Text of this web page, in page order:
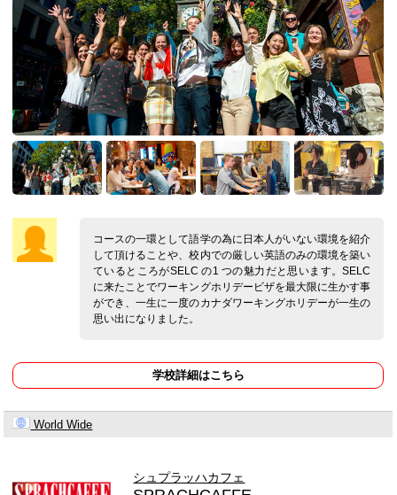
コースの一環として語学の為に日本人がいない環境を紹介
して頂けることや、校内での厳しい英語のみの環境を築い
ているところがSELC の1 つの魅力だと思います。SELC
に来たことでワーキングホリデービザを最大限に生かす事
ができ、一生に一度のカナダワーキングホリデーが一生の
思い出になりました。
学校詳細はこちら
World Wide
シュプラッハカフェ